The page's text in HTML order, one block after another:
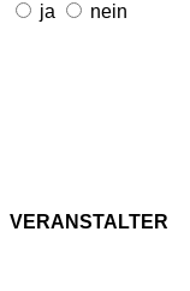
ja
nein
VERANSTALTER